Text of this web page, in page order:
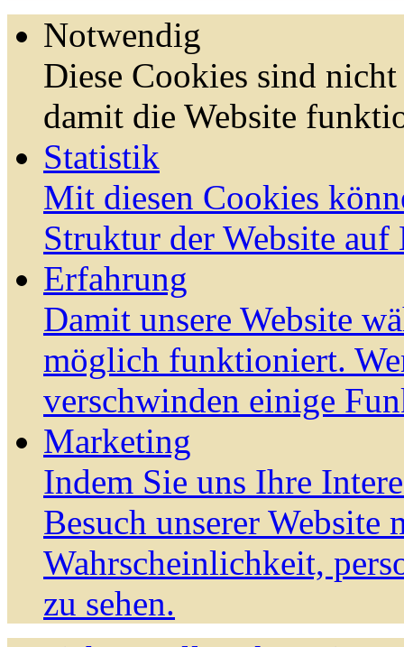
Notwendig
Diese Cookies sind
damit die Website
Statistik
Mit diesen Cookies
Struktur der Website auf
Erfahrung
Damit unsere Website
möglich funktioniert.
verschwinden einige
Marketing
Indem Sie uns Ihre
Besuch unserer Website
Wahrscheinlichkeit,
zu sehen.